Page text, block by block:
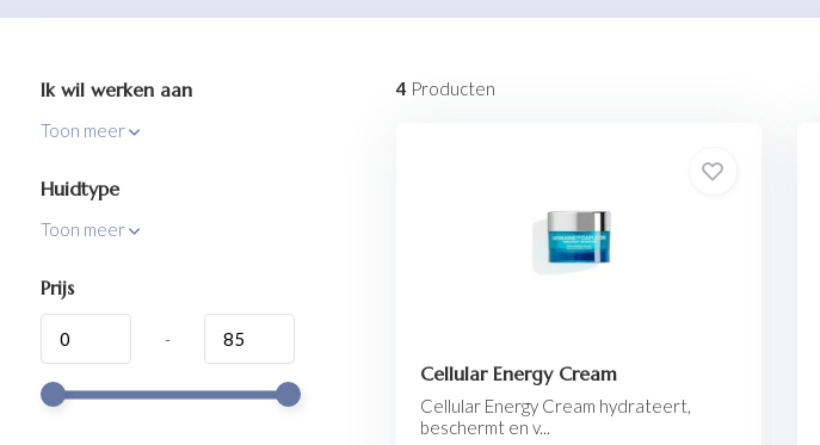
Ik wil werken aan
Toon meer
Huidtype
Toon meer
Prijs
-
4 Producten
Cellular Energy Cream
Cellular Energy Cream hydrateert,
beschermt en v...